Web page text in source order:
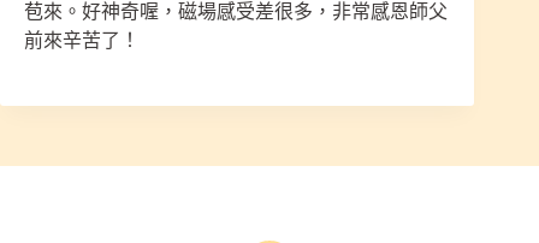
苞來。好神奇喔，磁場感受差很多，非常感恩師父
前來辛苦了！